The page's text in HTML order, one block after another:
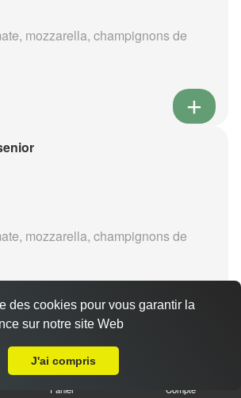
mozzarella, champignons de
mozzarella, champignons de
senior
Panier Compte
des cookies pour vous garantir la
sur notre site Web
J'ai compris